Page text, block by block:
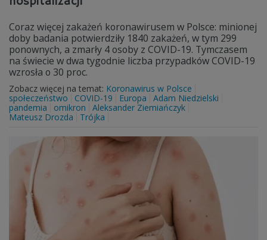
Coraz więcej zakażeń koronawirusem w Polsce: minionej
doby badania potwierdziły 1840 zakażeń, w tym 299
ponownych, a zmarły 4 osoby z COVID-19. Tymczasem
na świecie w dwa tygodnie liczba przypadków COVID-19
wzrosła o 30 proc.
Zobacz więcej na temat: Koronawirus w Polsce
społeczeństwo
COVID-19 Europa
Adam Niedzielski
pandemia
omikron
Aleksander Ziemiańczyk
Mateusz Drozda
Trójka